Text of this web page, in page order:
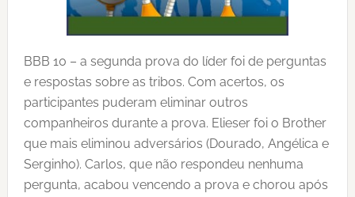
BBB 10 – a segunda prova do líder foi de perguntas
e respostas sobre as tribos. Com acertos, os
participantes puderam eliminar outros
companheiros durante a prova. Elieser foi o Brother
que mais eliminou adversários (Dourado, Angélica e
Serginho). Carlos, que não respondeu nenhuma
pergunta, acabou vencendo a prova e chorou após